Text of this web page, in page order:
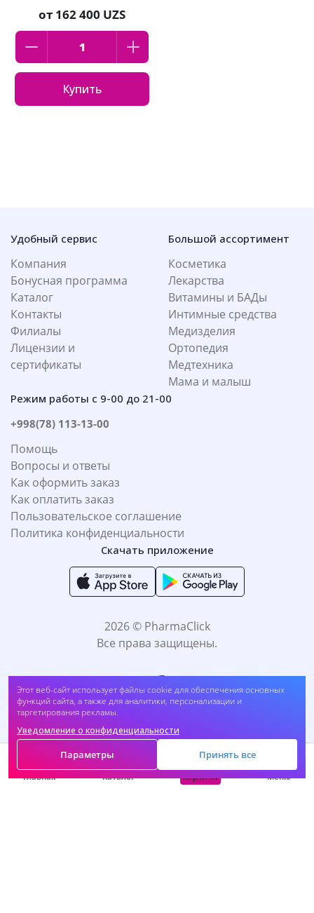
Этот веб-сайт использует файлы cookie для обеспечения основных
функций сайта, а также для аналитики, персонализации и
таргетирования рекламы.
Уведомление о конфиденциальности
Параметры Принять все
от 162 400 UZS
Купить
Удобный сервис
Компания
Бонусная программа
Каталог
Контакты
Филиалы
Лицензии и
сертификаты
Большой ассортимент
Косметика
Лекарства
Витамины и БАДы
Интимные средства
Медизделия
Ортопедия
Медтехника
Мама и малыш
Режим работы с 9-00 до 21-00
+998(78) 113-13-00
Помощь
Вопросы и ответы
Как оформить заказ
Как оплатить заказ
Пользовательское соглашение
Политика конфиденциальности
Скачать приложение
2026 © PharmaClick
Все права защищены.
Принимаем к оплате:
Главная Каталог Корзина Меню